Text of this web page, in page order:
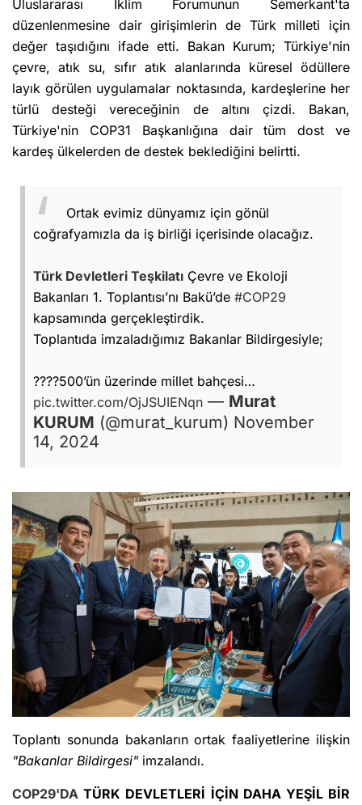
Uluslararası İklim Forumunun Semerkant'ta
düzenlenmesine dair girişimlerin de Türk milleti için
değer taşıdığını ifade etti. Bakan Kurum; Türkiye'nin
çevre, atık su, sıfır atık alanlarında küresel ödüllere
layık görülen uygulamalar noktasında, kardeşlerine her
türlü desteği vereceğinin de altını çizdi. Bakan,
Türkiye'nin COP31 Başkanlığına dair tüm dost ve
kardeş ülkelerden de destek beklediğini belirtti.
Ortak evimiz dünyamız için gönül
coğrafyamızla da iş birliği içerisinde olacağız.
Türk Devletleri Teşkilatı Çevre ve Ekoloji
Bakanları 1. Toplantısı’nı Bakü’de #COP29
kapsamında gerçekleştirdik.
Toplantıda imzaladığımız Bakanlar Bildirgesiyle;
????500’ün üzerinde millet bahçesi…
pic.twitter.com/OjJSUIENqn — Murat
KURUM (@murat_kurum) November
14, 2024
Toplantı sonunda bakanların ortak faaliyetlerine ilişkin
"Bakanlar Bildirgesi" imzalandı.
COP29'DA TÜRK DEVLETLERİ İÇİN DAHA YEŞİL BİR